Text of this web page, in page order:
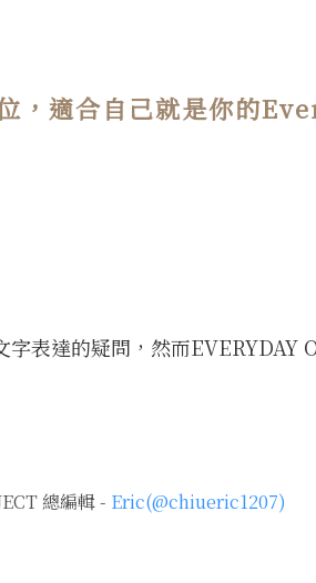
位，適合自己就是你的
表達的疑問，然而EVERYDAY
總編輯 - Eric(@chiueric1207)